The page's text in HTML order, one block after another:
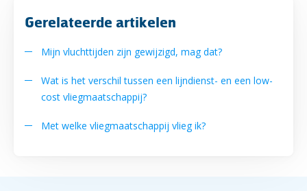
Gerelateerde artikelen
Mijn vluchttijden zijn gewijzigd, mag dat?
Wat is het verschil tussen een lijndienst- en een low-
cost vliegmaatschappij?
Met welke vliegmaatschappij vlieg ik?